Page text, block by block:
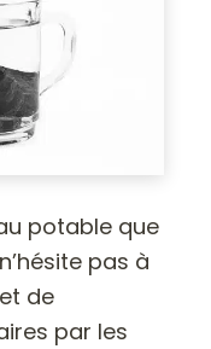
potable que
pas à
de
par les